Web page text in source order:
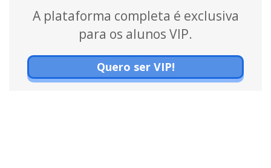
A plataforma completa é exclusiva
para os alunos VIP.
Quero ser VIP!